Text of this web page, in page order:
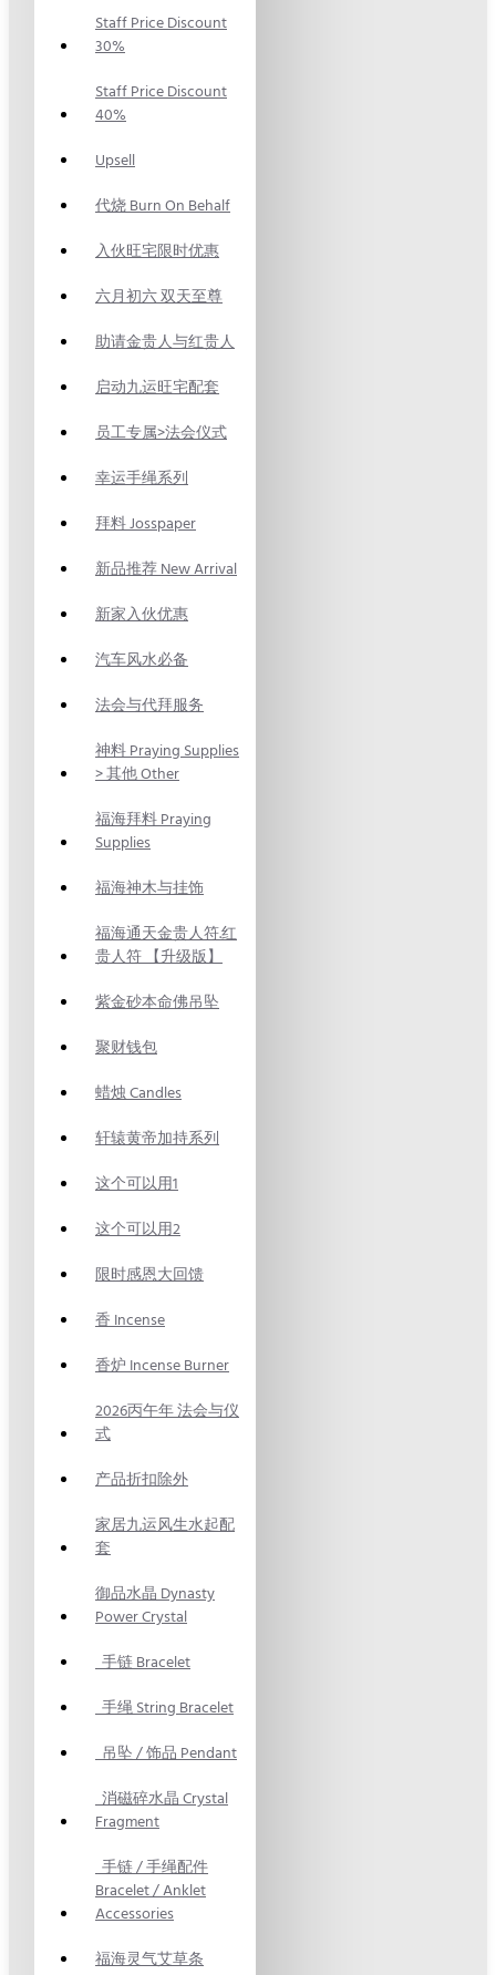
Staff Price Discount
30%
Staff Price Discount
40%
Upsell
代烧 Burn On Behalf
入伙旺宅限时优惠
六月初六 双天至尊
助请金贵人与红贵人
启动九运旺宅配套
员工专属>法会仪式
幸运手绳系列
拜料 Josspaper
新品推荐 New Arrival
新家入伙优惠
汽车风水必备
法会与代拜服务
神料 Praying Supplies
> 其他 Other
福海拜料 Praying
Supplies
福海神木与挂饰
福海通天金贵人符.红
贵人符 【升级版】
紫金砂本命佛吊坠
聚财钱包
蜡烛 Candles
轩辕黄帝加持系列
这个可以用1
这个可以用2
限时感恩大回馈
香 Incense
香炉 Incense Burner
2026丙午年 法会与仪
式
产品折扣除外
家居九运风生水起配
套
御品水晶 Dynasty
Power Crystal
手链 Bracelet
手绳 String Bracelet
吊坠 / 饰品 Pendant
消磁碎水晶 Crystal
Fragment
手链 / 手绳配件
Bracelet / Anklet
Accessories
福海灵气艾草条